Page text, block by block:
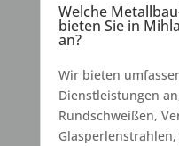
Welche
bieten Sie in
an?
Wir bieten
Dienstleistungen
Rundschweißen,